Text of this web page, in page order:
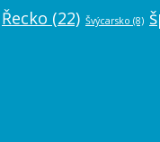
Řecko (22) Švýcarsko (8)